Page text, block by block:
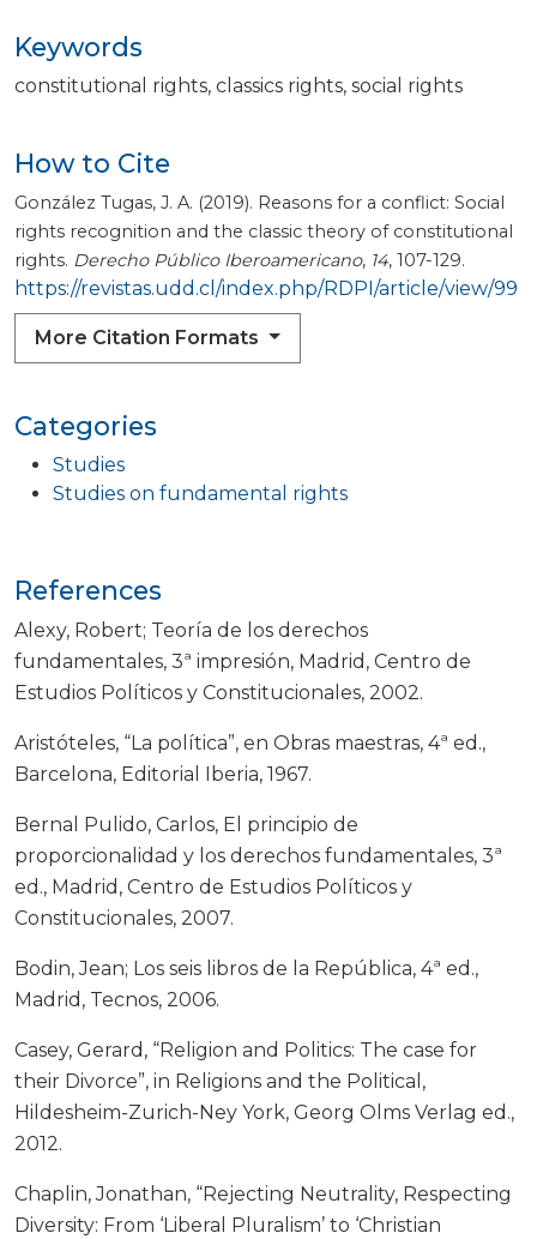
Keywords
constitutional rights classics rights social rights
Categories
Studies
Studies on fundamental rights
How to Cite
González Tugas, J. A. (2019). Reasons for a conflict: Social
rights recognition and the classic theory of constitutional
rights. Derecho Público Iberoamericano, 14, 107-129.
https://revistas.udd.cl/index.php/RDPI/article/view/99
More Citation Formats
References
Alexy, Robert; Teoría de los derechos
fundamentales, 3ª impresión, Madrid, Centro de
Estudios Políticos y Constitucionales, 2002.
Aristóteles, “La política”, en Obras maestras, 4ª ed.,
Barcelona, Editorial Iberia, 1967.
Bernal Pulido, Carlos, El principio de
proporcionalidad y los derechos fundamentales, 3ª
ed., Madrid, Centro de Estudios Políticos y
Constitucionales, 2007.
Bodin, Jean; Los seis libros de la República, 4ª ed.,
Madrid, Tecnos, 2006.
Casey, Gerard, “Religion and Politics: The case for
their Divorce”, in Religions and the Political,
Hildesheim-Zurich-Ney York, Georg Olms Verlag ed.,
2012.
Chaplin, Jonathan, “Rejecting Neutrality, Respecting
Diversity: From ‘Liberal Pluralism’ to ‘Christian